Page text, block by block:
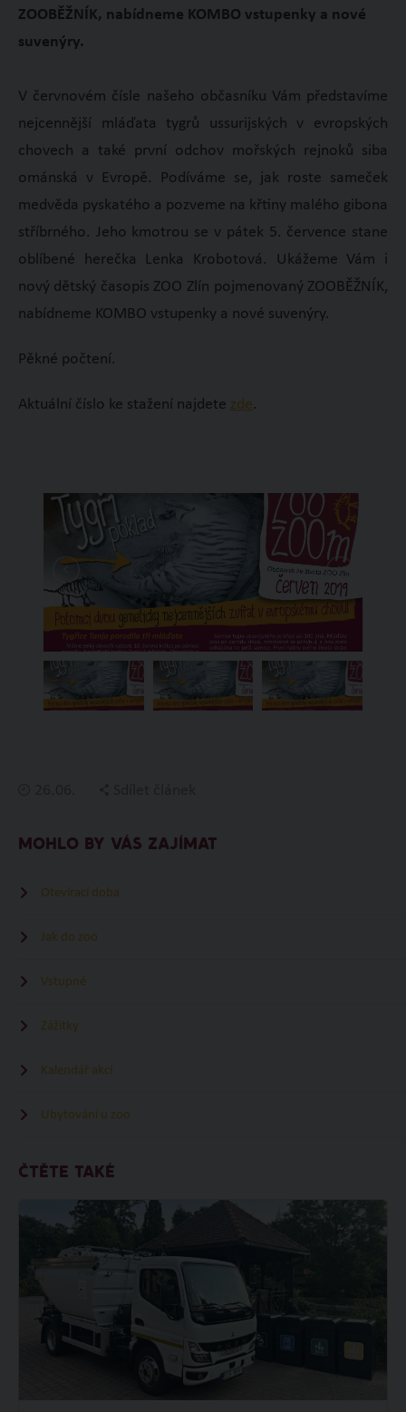
ZOOBĚŽNÍK, nabídneme KOMBO vstupenky a nové
suvenýry.
V červnovém čísle našeho občasníku Vám představíme
nejcennější mláďata tygrů ussurijských v evropských
chovech a také první odchov mořských rejnoků siba
ománská v Evropě. Podíváme se, jak roste sameček
medvěda pyskatého a pozveme na křtiny malého gibona
stříbrného. Jeho kmotrou se v pátek 5. července stane
oblíbené herečka Lenka Krobotová. Ukážeme Vám i
nový dětský časopis ZOO Zlín pojmenovaný ZOOBĚŽNÍK,
nabídneme KOMBO vstupenky a nové suvenýry.
Pěkné počtení.
Aktuální číslo ke stažení najdete zde.
MOHLO BY VÁS ZAJÍMAT
Otevírací doba
Jak do zoo
Vstupné
Zážitky
Kalendář akcí
Ubytování u zoo
ČTĚTE TAKÉ